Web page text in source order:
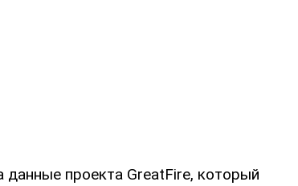
проекта GreatFire, который